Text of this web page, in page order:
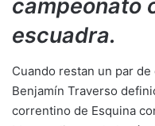
campeonato
escuadra.
Cuando restan un par
Benjamín Traverso
correntino de Esquina